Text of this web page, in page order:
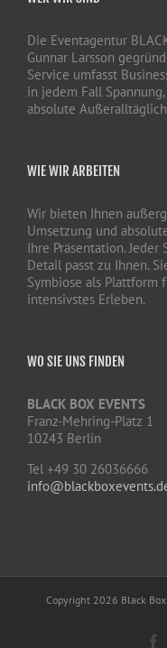
Die Eventagentur
Gunnar Larsson
Service umfasst
in jedem Fall
absolute
WIE WIR ARBEITEN
Wir bieten Ihnen
Umsetzung und
Ihre Präsentation.
Detail passt zu Ihnen.
Symbiose als Plattform
intensivstes Erleben.
WO SIE UNS FINDEN
BLACK BOX EVENTS
Franz-Mehring-Platz 1
10243 Berlin
Tel +49 30 26036666
Copyright 2026 Black